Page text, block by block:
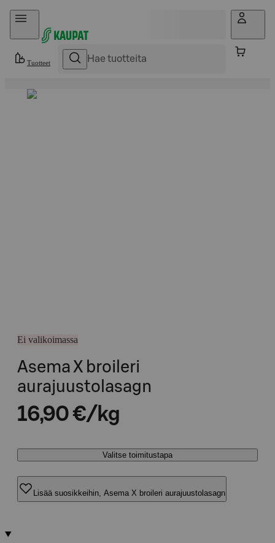
Hyppää sisältöön
Tuotteet
Ei valikoimassa
Asema X broileri
aurajuustolasagn
16,90 €/kg
Valitse toimitustapa
Lisää suosikkeihin, Asema X broileri aurajuustolasagn